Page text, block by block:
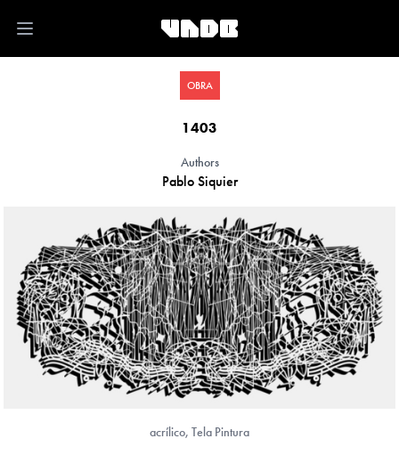
Open main menu
OBRA
1403
Authors
Pablo Siquier
acrílico, Tela Pintura